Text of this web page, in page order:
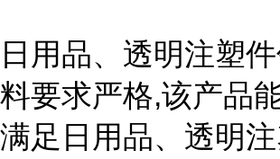
日用品、透明注塑
料要求严格,该产品
满足日用品、透明